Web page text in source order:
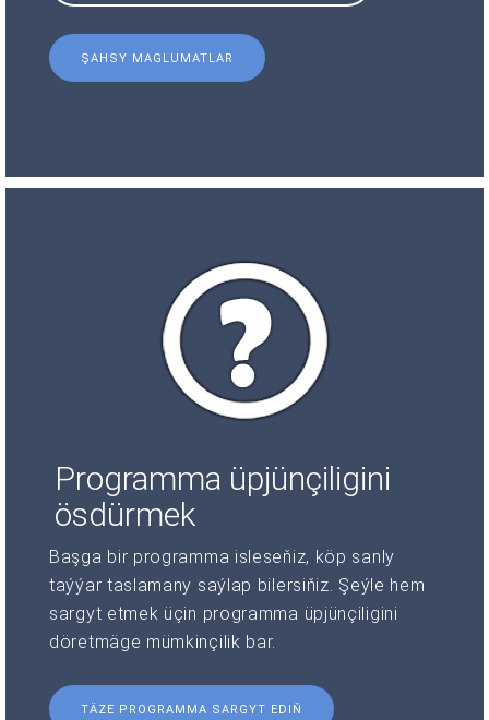
ŞAHSY MAGLUMATLAR
Programma üpjünçiligini
ösdürmek
Başga bir programma isleseňiz, köp sanly
taýýar taslamany saýlap bilersiňiz. Şeýle hem
sargyt etmek üçin programma üpjünçiligini
döretmäge mümkinçilik bar.
TÄZE PROGRAMMA SARGYT EDIŇ